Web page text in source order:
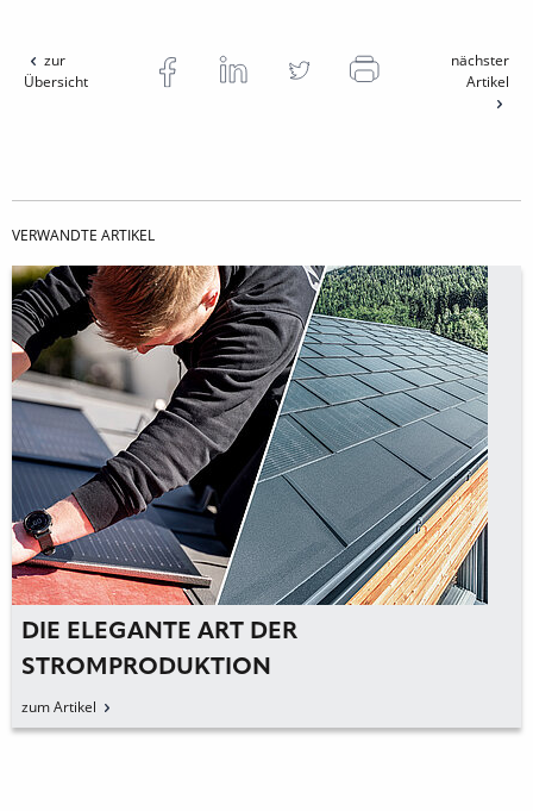
zur
Übersicht
nächster
Artikel
VERWANDTE ARTIKEL
DIE ELEGANTE ART DER
STROMPRODUKTION
zum Artikel